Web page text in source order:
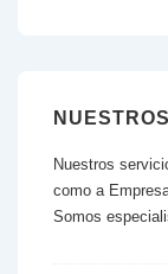
Nuestros
como a
Somos